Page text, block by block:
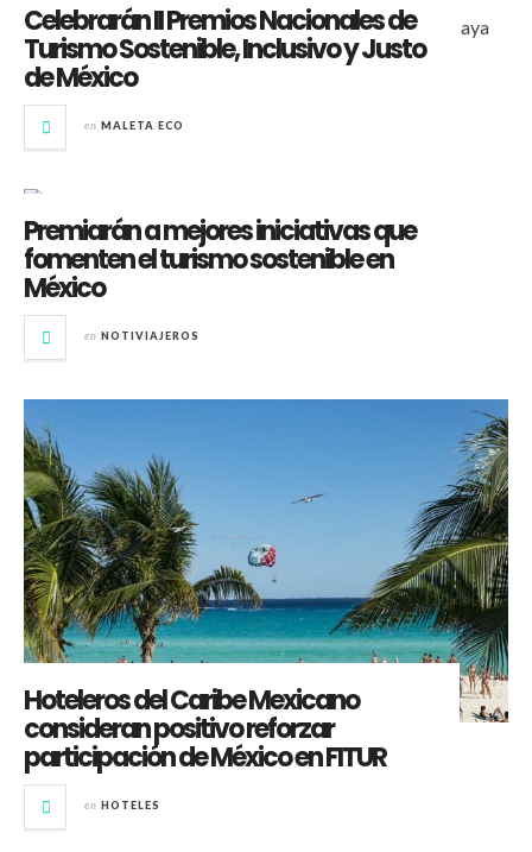
Celebrarán II Premios Nacionales de
Turismo Sostenible, Inclusivo y Justo
de México
en MALETA ECO
Premiarán a mejores iniciativas que
fomenten el turismo sostenible en
México
en NOTIVIAJEROS
Hoteleros del Caribe Mexicano
consideran positivo reforzar
participación de México en FITUR
en HOTELES